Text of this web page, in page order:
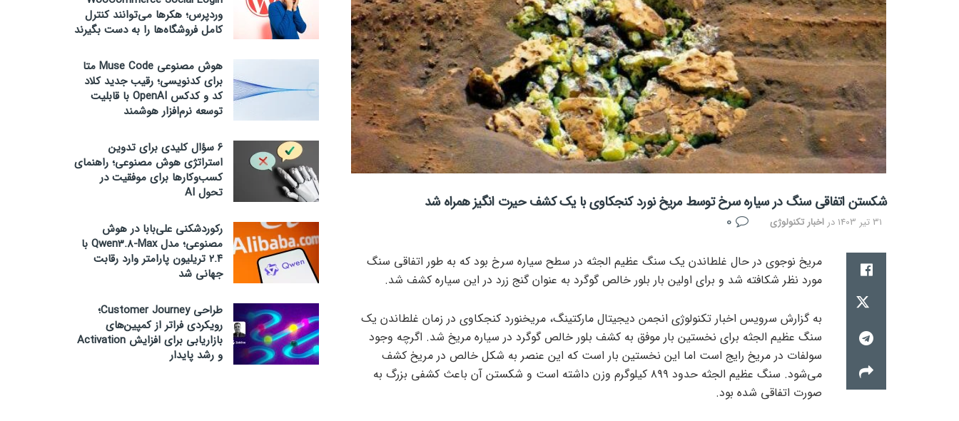
شکستن اتفاقی سنگ در سیاره سرخ توسط مریخ نورد کنجکاوی با یک کشف حیرت انگیز همراه شد
31 تیر 1403 در اخبار تکنولوژی
مریخ نوجوی در حال غلطاندن یک سنگ عظیم الجثه در سطح سیاره سرخ بود که به طور اتفاقی سنگ
مورد نظر شکافته شد و برای اولین بار بلور خالص گوگرد به عنوان گنج زرد در این سیاره کشف شد.
به گزارش سرویس اخبار تکنولوژی انجمن دیجیتال مارکتینگ، مریخنورد کنجکاوی در زمان غلطاندن یک
سنگ عظیم الجثه برای نخستین بار موفق به کشف بلور خالص گوگرد در سیاره مریخ شد. اگرچه وجود
سولفات در مریخ رایج است اما این نخستین بار است که این عنصر به شکل خالص در مریخ کشف
می‌شود. سنگ عظیم الجثه حدود ۸۹۹ کیلوگرم وزن داشته است و شکستن آن باعث کشفی بزرگ به
صورت اتفاقی شده بود.
وردپرس؛ هکرها می‌توانند کنترل
کامل فروشگاه‌ها را به دست بگیرند
هوش مصنوعی Muse Code متا
برای کدنویسی؛ رقیب جدید کلاد
کد و کدکس OpenAI با قابلیت
توسعه نرم‌افزار هوشمند
۶ سؤال کلیدی برای تدوین
استراتژی هوش مصنوعی؛ راهنمای
کسب‌وکارها برای موفقیت در
تحول AI
رکوردشکنی علی‌بابا در هوش
مصنوعی؛ مدل Qwen3.8-Max با
۲.۴ تریلیون پارامتر وارد رقابت
جهانی شد
طراحی Customer Journey؛
رویکردی فراتر از کمپین‌های
بازاریابی برای افزایش Activation
و رشد پایدار